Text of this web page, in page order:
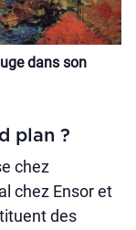
dans son
plan ?
chez
chez Ensor et
des